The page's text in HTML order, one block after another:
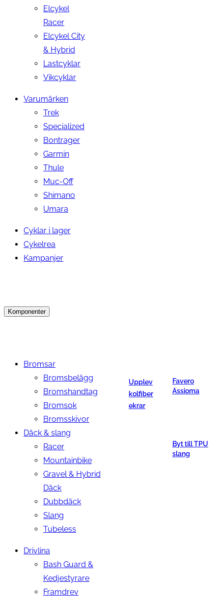
Elcykel
Racer
Elcykel City
& Hybrid
Lastcyklar
Vikcyklar
Varumärken
Trek
Specialized
Bontrager
Garmin
Thule
Muc-Off
Shimano
Umara
Cyklar i lager
Cykelrea
Kampanjer
Komponenter
Bromsar
Bromsbelägg
Bromshandtag
Bromsok
Bromsskivor
Däck & slang
Racer
Mountainbike
Gravel & Hybrid
Däck
Dubbdäck
Slang
Tubeless
Drivlina
Bash Guard &
Kedjestyrare
Framdrev
Upplev
kolfiber
ekrar
Favero
Assioma
Byt till TPU
slang